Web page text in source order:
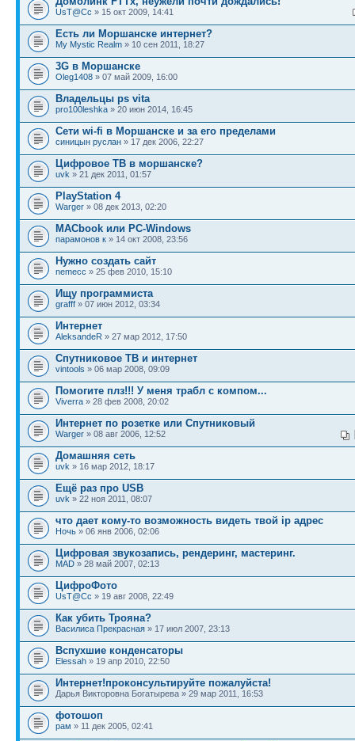
UsT@Cc » 15 окт 2009, 14:41
Есть ли Моршанске интернет?
My Mystic Realm » 10 сен 2011, 18:27
3G в Моршанске
Oleg1408 » 07 май 2009, 16:00
Владельцы ps vita
pro100leshka » 20 июн 2014, 16:45
Сети wi-fi в Моршанске и за его пределами
синицын руслан » 17 дек 2006, 22:27
Цифровое ТВ в моршанске?
uvk » 21 дек 2011, 01:57
PlayStation 4
Warger » 08 дек 2013, 02:20
MACbook или PC-Windows
парамонов к » 14 окт 2008, 23:56
Нужно создать сайт
nemecc » 25 фев 2010, 15:10
Ищу программиста
grafff » 07 июн 2012, 03:34
Интернет
AleksandeR » 27 мар 2012, 17:50
Спутниковое ТВ и интернет
vintools » 06 мар 2008, 09:09
Помогите плз!!! У меня трабл с компом...
Viverra » 28 фев 2008, 20:02
Интернет по розетке или Спутниковый
Warger » 08 авг 2006, 12:52
Домашняя сеть
uvk » 16 мар 2012, 18:17
Ещё раз про USB
uvk » 22 ноя 2011, 08:07
что дает кому-то возможность видеть твой ip адрес
Ночь » 06 янв 2006, 02:06
Цифровая звукозапись, рендеринг, мастеринг.
MAD » 28 май 2007, 02:13
ЦифроФото
UsT@Cc » 19 авг 2008, 22:49
Как убить Трояна?
Василиса Прекрасная » 17 июл 2007, 23:13
Вспухшие конденсаторы
Elessah » 19 апр 2010, 22:50
Интернет!проконсультируйте пожалуйста!
Дарья Викторовна Богатырева » 29 мар 2011, 16:53
фотошоп
рам » 11 дек 2005, 02:41